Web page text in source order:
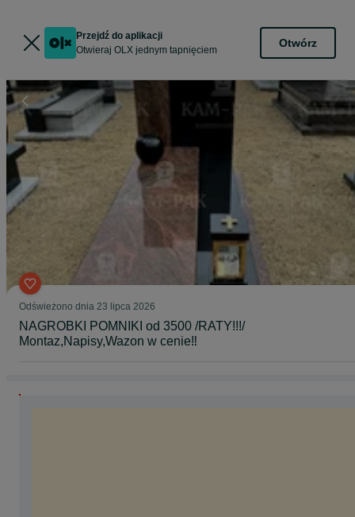
Przejdź do aplikacji
Otwieraj OLX jednym tapnięciem
Otwórz
Odświeżono dnia 23 lipca 2026
NAGROBKI POMNIKI od 3500 /RATY!!!/
Montaz,Napisy,Wazon w cenie‼️